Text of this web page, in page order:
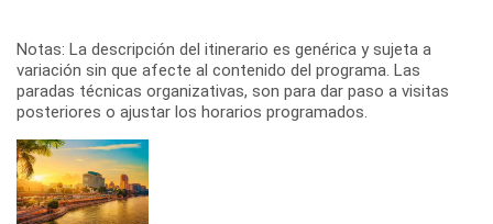
Notas: La descripción del itinerario es genérica y sujeta a
variación sin que afecte al contenido del programa. Las
paradas técnicas organizativas, son para dar paso a visitas
posteriores o ajustar los horarios programados.